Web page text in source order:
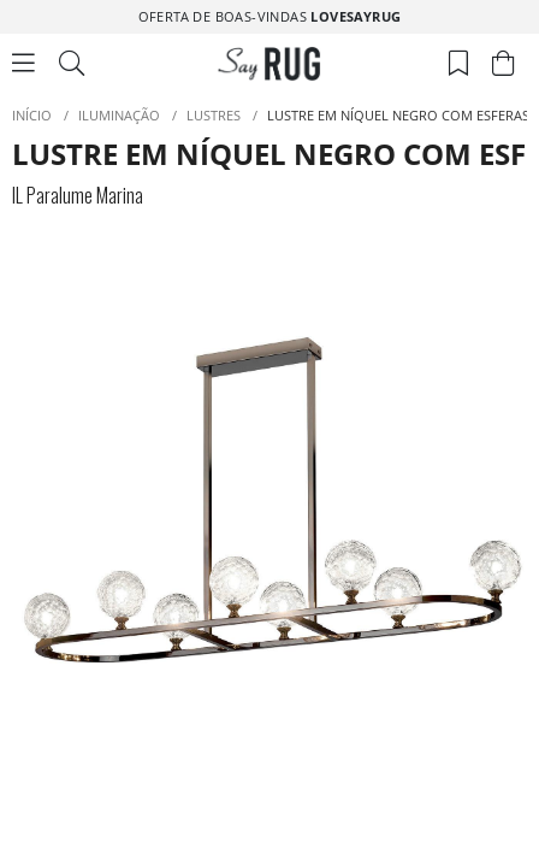
OFERTA DE BOAS-VINDAS LOVESAYRUG
INÍCIO / ILUMINAÇÃO / LUSTRES / LUSTRE EM NÍQUEL NEGRO COM ESFERAS
LUSTRE EM NÍQUEL NEGRO COM
IL Paralume Marina